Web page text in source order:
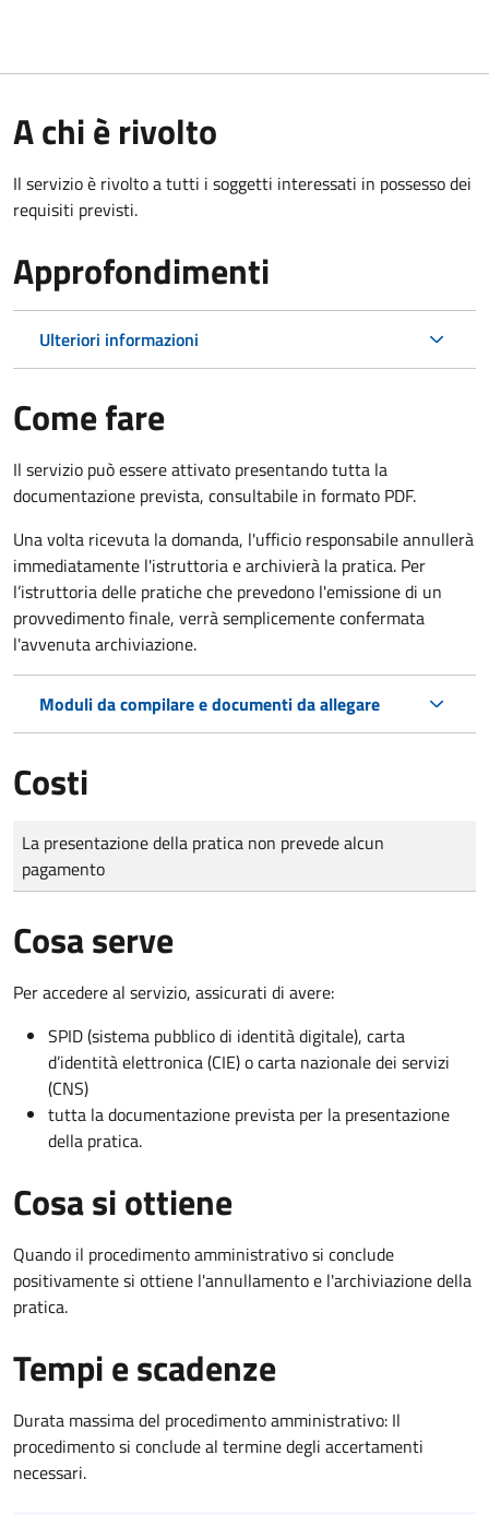
A chi è rivolto
Il servizio è rivolto a tutti i soggetti interessati in possesso dei
requisiti previsti.
Approfondimenti
Ulteriori informazioni
Come fare
Il servizio può essere attivato presentando tutta la
documentazione prevista, consultabile in formato PDF.
Una volta ricevuta la domanda, l'ufficio responsabile annullerà
immediatamente l'istruttoria e archivierà la pratica. Per
l’istruttoria delle pratiche che prevedono l'emissione di un
provvedimento finale, verrà semplicemente confermata
l'avvenuta archiviazione.
Moduli da compilare e documenti da allegare
Costi
Tipo di pagamento
Importo
La presentazione della pratica non prevede alcun
pagamento
Cosa serve
Per accedere al servizio, assicurati di avere:
SPID (sistema pubblico di identità digitale), carta
d’identità elettronica (CIE) o carta nazionale dei servizi
(CNS)
tutta la documentazione prevista per la presentazione
della pratica.
Cosa si ottiene
Quando il procedimento amministrativo si conclude
positivamente si ottiene l'annullamento e l'archiviazione della
pratica.
Tempi e scadenze
Durata massima del procedimento amministrativo: Il
procedimento si conclude al termine degli accertamenti
necessari.